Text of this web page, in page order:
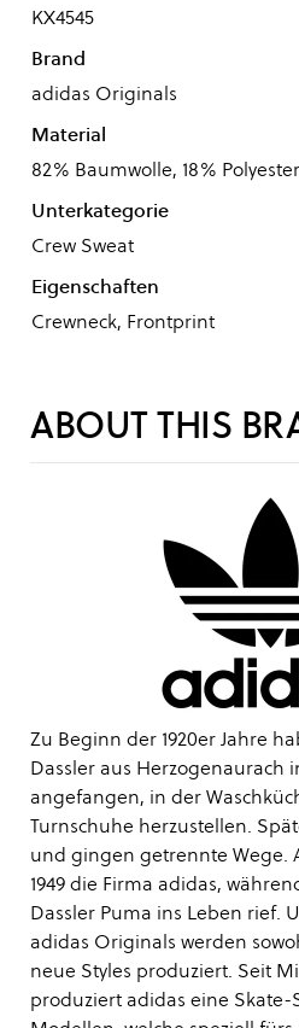
KX4545
Brand
adidas Originals
Material
82% Baumwolle, 18% Polyester
Unterkategorie
Crew Sweat
Eigenschaften
Crewneck, Frontprint
ABOUT THIS
Zu Beginn der 1920er Jahre
Dassler aus Herzogenaurach
angefangen, in der
Turnschuhe herzustellen.
und gingen getrennte Wege.
1949 die Firma adidas,
Dassler Puma ins Leben rief.
adidas Originals werden
neue Styles produziert. Seit
produziert adidas eine